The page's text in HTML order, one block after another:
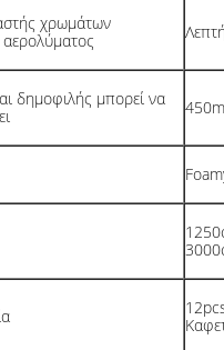
χρωμάτων
δημοφιλής μπορεί να